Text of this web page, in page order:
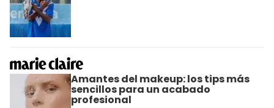
Amantes del makeup: los tips más
sencillos para un acabado
profesional